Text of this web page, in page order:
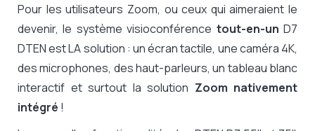
Pour les utilisateurs Zoom, ou ceux qui aimeraient le
devenir, le système visioconférence tout-en-un D7
DTEN est LA solution : un écran tactile, une caméra 4K,
des microphones, des haut-parleurs, un tableau blanc
interactif et surtout la solution Zoom nativement
intégré !